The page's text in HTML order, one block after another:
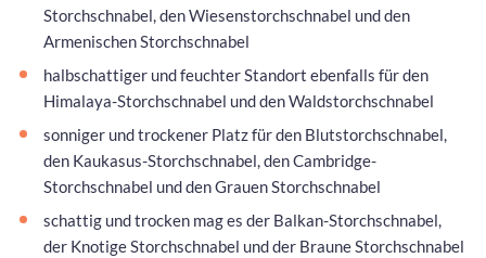
Storchschnabel, den Wiesenstorchschnabel und den
Armenischen Storchschnabel
halbschattiger und feuchter Standort ebenfalls für den
Himalaya-Storchschnabel und den Waldstorchschnabel
sonniger und trockener Platz für den Blutstorchschnabel,
den Kaukasus-Storchschnabel, den Cambridge-
Storchschnabel und den Grauen Storchschnabel
schattig und trocken mag es der Balkan-Storchschnabel,
der Knotige Storchschnabel und der Braune Storchschnabel